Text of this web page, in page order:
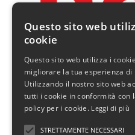
Questo sito web
cookie
Questo sito web utilizza i
migliorare la tua esperienza di
Utilizzando il nostro sito web
tutti i cookie in conformità con
policy per i cookie. Leggi di più
STRETTAMENTE NECESSARI